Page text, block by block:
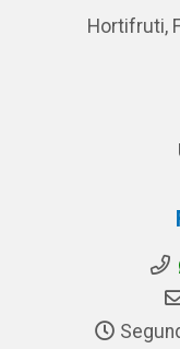
Hortifruti,